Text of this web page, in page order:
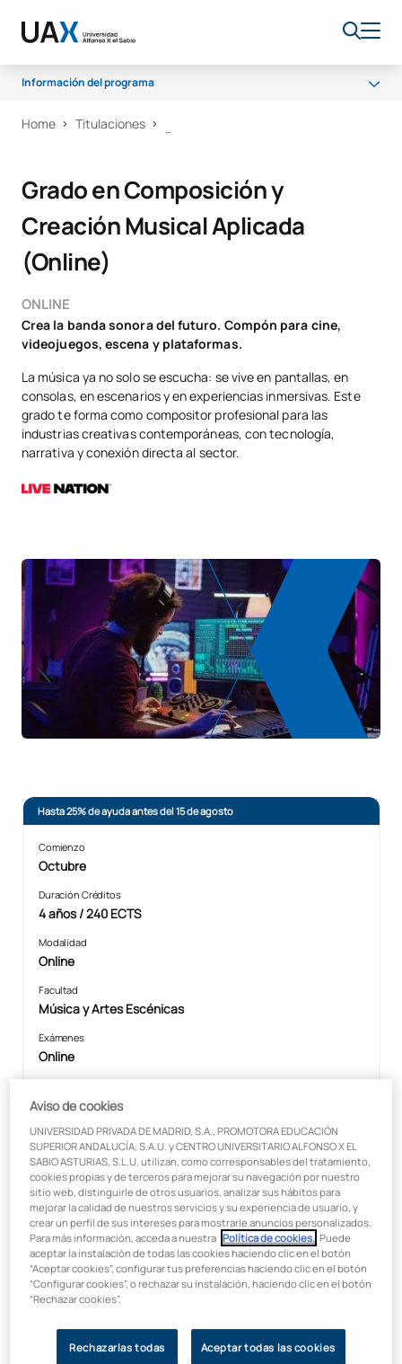
Información del programa
Programa
Becas y ayudas
Calidad
Home Titulaciones
Grado en Composición y
Creación Musical Aplicada
(Online)
ONLINE
Crea la banda sonora del futuro. Compón para cine,
videojuegos, escena y plataformas.
La música ya no solo se escucha: se vive en pantallas, en
consolas, en escenarios y en experiencias inmersivas. Este
grado te forma como compositor profesional para las
industrias creativas contemporáneas, con tecnología,
narrativa y conexión directa al sector.
Hasta 25% de ayuda antes del 15 de agosto
Comienzo
Octubre
Duración Créditos
4 años / 240 ECTS
Modalidad
Online
Facultad
Música y Artes Escénicas
Exámenes
Online
En colaboración con:
Composición para la industrias
creativas
Este grado ha sidodesarrollado con Live Nation, el líder
global en entretenimiento en vivo. Su objetivo es formar
Aviso de cookies
UNIVERSIDAD PRIVADA DE MADRID, S.A., PROMOTORA EDUCACIÓN
SUPERIOR ANDALUCÍA, S.A.U. y CENTRO UNIVERSITARIO ALFONSO X EL
SABIO ASTURIAS, S.L.U. utilizan, como corresponsables del tratamiento,
cookies propias y de terceros para mejorar su navegación por nuestro
sitio web, distinguirle de otros usuarios, analizar sus hábitos para
mejorar la calidad de nuestros servicios y su experiencia de usuario, y
crear un perfil de sus intereses para mostrarle anuncios personalizados.
Para más información, acceda a nuestra Política de cookies. . Puede
aceptar la instalación de todas las cookies haciendo clic en el botón
“Aceptar cookies”, configurar tus preferencias haciendo clic en el botón
“Configurar cookies”, o rechazar su instalación, haciendo clic en el botón
“Rechazar cookies”.
Rechazarlas todas Aceptar todas las cookies